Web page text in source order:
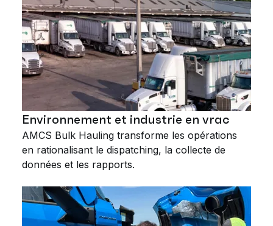
Environnement et industrie en vrac
AMCS Bulk Hauling transforme les opérations
en rationalisant le dispatching, la collecte de
données et les rapports.